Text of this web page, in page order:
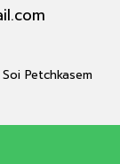
Petchkasem